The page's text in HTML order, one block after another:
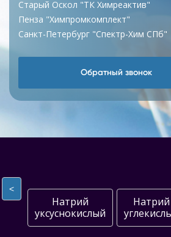
Старый Оскол "ТК Химреактив"
Пенза "Химпромкомплект"
Санкт-Петербург "Спектр-Хим СПб"
Обратный звонок
<
Натрий
уксуснокислый
Натрий